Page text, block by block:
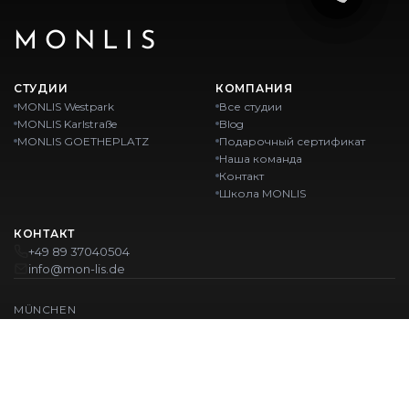
MONLIS
СТУДИИ
MONLIS Westpark
MONLIS Karlstraße
MONLIS GOETHEPLATZ
КОМПАНИЯ
Все студии
Blog
Подарочный сертификат
Наша команда
Контакт
Школа MONLIS
КОНТАКТ
+49 89 37040504
info@mon-lis.de
MÜNCHEN